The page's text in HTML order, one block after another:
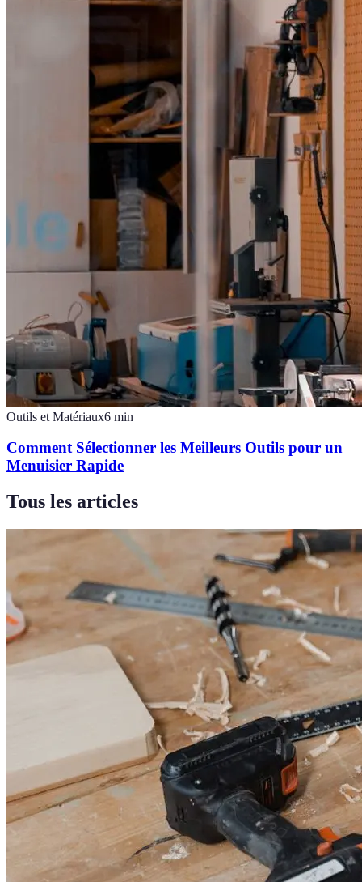
Outils et Matériaux6 min
Comment Sélectionner les Meilleurs Outils pour un
Menuisier Rapide
Tous les articles